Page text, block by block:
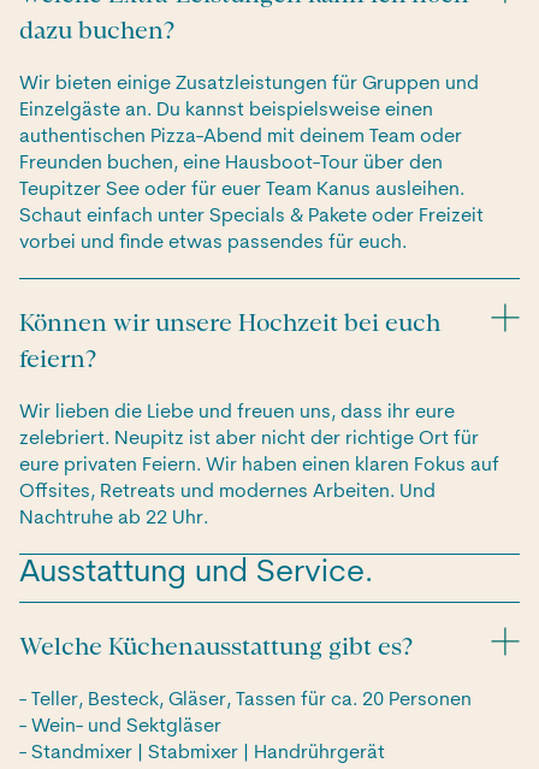
dazu buchen?
Wir bieten einige Zusatzleistungen für Gruppen und
Einzelgäste an. Du kannst beispielsweise einen
authentischen Pizza-Abend mit deinem Team oder
Freunden buchen, eine Hausboot-Tour über den
Teupitzer See oder für euer Team Kanus ausleihen.
Schaut einfach unter Specials & Pakete oder Freizeit
vorbei und finde etwas passendes für euch.
Können wir unsere Hochzeit bei euch
feiern?
Wir lieben die Liebe und freuen uns, dass ihr eure
zelebriert. Neupitz ist aber nicht der richtige Ort für
eure privaten Feiern. Wir haben einen klaren Fokus auf
Offsites, Retreats und modernes Arbeiten. Und
Nachtruhe ab 22 Uhr.
Ausstattung und Service.
Welche Küchenausstattung gibt es?
- Teller, Besteck, Gläser, Tassen für ca. 20 Personen
- Wein- und Sektgläser
- Standmixer | Stabmixer | Handrührgerät